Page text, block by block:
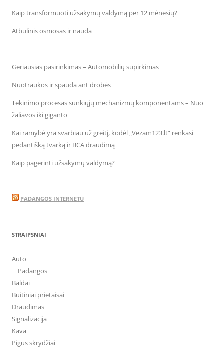
Kaip transformuoti užsakymų valdymą per 12 mėnesių?
Atbulinis osmosas ir nauda
Geriausias pasirinkimas – Automobilių supirkimas
Nuotraukos ir spauda ant drobės
Tekinimo procesas sunkiųjų mechanizmų komponentams – Nuo
žaliavos iki giganto
Kai ramybė yra svarbiau už greitį, kodėl „Vezam123.lt“ renkasi
pedantišką tvarką ir BCA draudimą
Kaip pagerinti užsakymų valdymą?
PADANGOS INTERNETU
STRAIPSNIAI
Auto
Padangos
Baldai
Buitiniai prietaisai
Draudimas
Signalizacija
Kava
Pigūs skrydžiai